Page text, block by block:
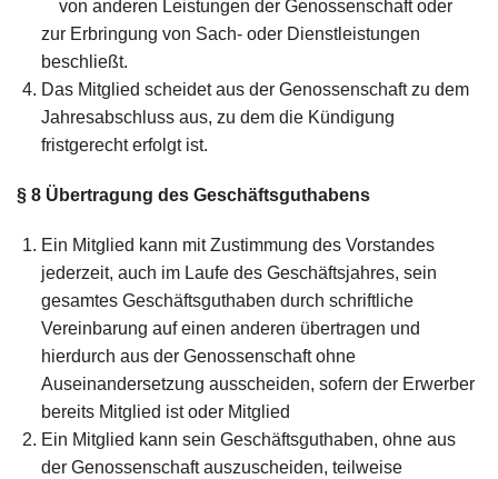
von anderen Leistungen der Genossenschaft oder
zur Erbringung von Sach- oder Dienstleistungen
beschließt.
Das Mitglied scheidet aus der Genossenschaft zu dem
Jahresabschluss aus, zu dem die Kündigung
fristgerecht erfolgt ist.
§ 8 Übertragung des Geschäftsguthabens
Ein Mitglied kann mit Zustimmung des Vorstandes
jederzeit, auch im Laufe des Geschäftsjahres, sein
gesamtes Geschäftsguthaben durch schriftliche
Vereinbarung auf einen anderen übertragen und
hierdurch aus der Genossenschaft ohne
Auseinandersetzung ausscheiden, sofern der Erwerber
bereits Mitglied ist oder Mitglied
Ein Mitglied kann sein Geschäftsguthaben, ohne aus
der Genossenschaft auszuscheiden, teilweise